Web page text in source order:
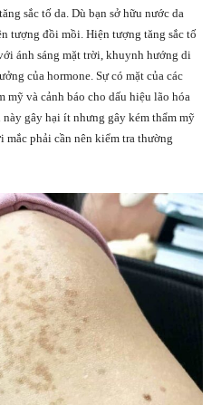
sắc tố da. Dù bạn sở hữu nước da
tượng đồi mồi. Hiện tượng tăng sắc tố
ánh sáng mặt trời, khuynh hướng di
của hormone. Sự có mặt của các
và cảnh báo cho dấu hiệu lão hóa
gây hại ít nhưng gây kém thẩm mỹ
phải cần nên kiểm tra thường